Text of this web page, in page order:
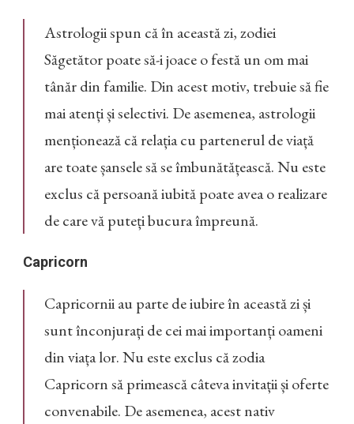
Astrologii spun că în această zi, zodiei
Săgetător poate să-i joace o festă un om mai
tânăr din familie. Din acest motiv, trebuie să fie
mai atenți și selectivi. De asemenea, astrologii
menționează că relația cu partenerul de viață
are toate șansele să se îmbunătățească. Nu este
exclus că persoană iubită poate avea o realizare
de care vă puteți bucura împreună.
Capricorn
Capricornii au parte de iubire în această zi și
sunt înconjurați de cei mai importanți oameni
din viața lor. Nu este exclus că zodia
Capricorn să primească câteva invitații și oferte
convenabile. De asemenea, acest nativ